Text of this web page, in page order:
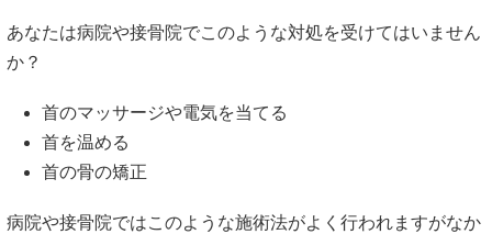
あなたは病院や接骨院でこのような対処を受けてはいません
か？
首のマッサージや電気を当てる
首を温める
首の骨の矯正
病院や接骨院ではこのような施術法がよく行われますがなか